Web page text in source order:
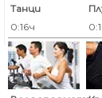
Танци
0:16ч